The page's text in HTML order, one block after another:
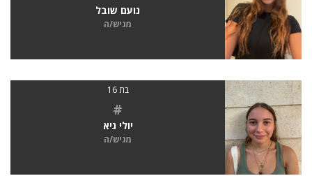
נועם שובל
מגיש/ה
בת 16
#
יולי גיא
מגיש/ה